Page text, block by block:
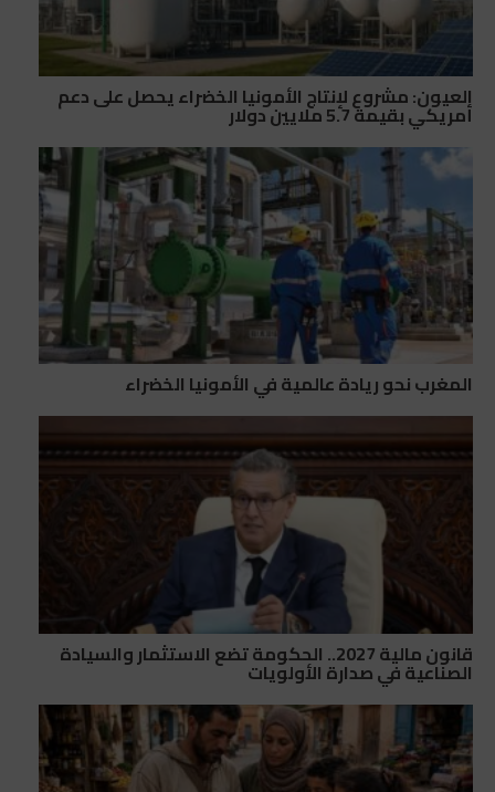
العيون: مشروع لإنتاج الأمونيا الخضراء يحصل على دعم
أمريكي بقيمة 5.7 ملايين دولار
المغرب نحو ريادة عالمية في الأمونيا الخضراء
قانون مالية 2027.. الحكومة تضع الاستثمار والسيادة
الصناعية في صدارة الأولويات